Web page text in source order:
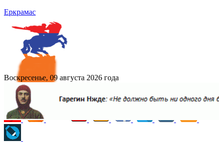
Еркрамас
Воскресенье, 09 августа 2026 года